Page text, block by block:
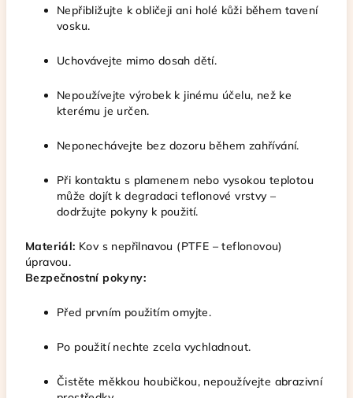
Nepřibližujte k obličeji ani holé kůži během tavení
vosku.
Uchovávejte mimo dosah dětí.
Nepoužívejte výrobek k jinému účelu, než ke
kterému je určen.
Neponechávejte bez dozoru během zahřívání.
Při kontaktu s plamenem nebo vysokou teplotou
může dojít k degradaci teflonové vrstvy –
dodržujte pokyny k použití.
Materiál: Kov s nepřilnavou (PTFE – teflonovou)
úpravou.
Bezpečnostní pokyny:
Před prvním použitím omyjte.
Po použití nechte zcela vychladnout.
Čistěte měkkou houbičkou, nepoužívejte abrazivní